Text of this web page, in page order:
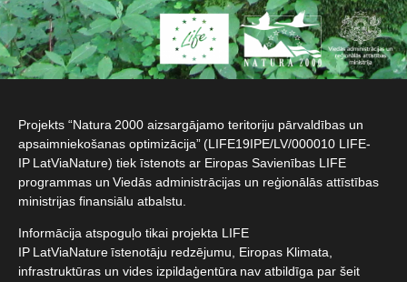
Projekts “Natura 2000 aizsargājamo teritoriju pārvaldības un
apsaimniekošanas optimizācija” (LIFE19IPE/LV/000010 LIFE-
IP LatViaNature) tiek īstenots ar Eiropas Savienības LIFE
programmas un Viedās administrācijas un reģionālās attīstības
ministrijas finansiālu atbalstu.​
Informācija atspoguļo tikai projekta LIFE
IP LatViaNature īstenotāju redzējumu, Eiropas Klimata,
infrastruktūras un vides izpildaģentūra nav atbildīga par šeit